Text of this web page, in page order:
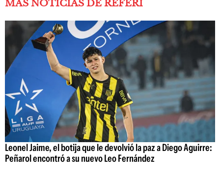
MÁS NOTICIAS DE REFERÍ
Leonel Jaime, el botija que le devolvió la paz a Diego Aguirre:
Peñarol encontró a su nuevo Leo Fernández